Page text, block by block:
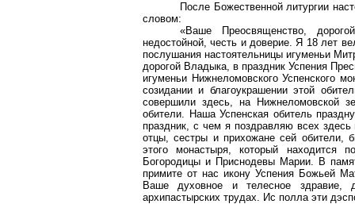
После Божественной литургии
словом:
«Ваше Преосвященство,
недостойной, честь и доверие. Я 18 лет
послушания настоятельницы игуменьи
дорогой Владыка, в праздник Успения
игуменьи НижнеломовскогоУспенского
созидании и благоукрашенииэтой
совершили здесь, на Нижнеломовской
обители. Наша Успенская обитель
праздник, с чем я поздравляю всех
отцы, сестры и прихожане сей
этого монастыря, который находится
Богородицы и Приснодевы Марии. В
примите от нас икону Успения Божьей
Ваше духовное и телесное
архипастырских трудах. Ис поллаэти